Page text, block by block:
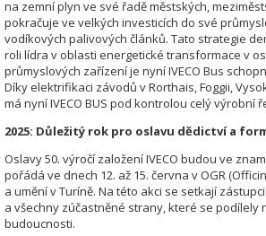
na zemní plyn ve své řadě městských,
pokračuje ve velkých investicích do své
vodíkových palivových článků. Tato strategie
roli lídra v oblasti energetické transformace v
průmyslových zařízení je nyní IVECO Bus
Díky elektrifikaci závodů v Rorthais, Foggii,
má nyní IVECO BUS pod kontrolou celý výrobní
2025: Důležitý rok pro oslavu dědictví a
Oslavy 50. výročí založení IVECO budou ve
pořádá ve dnech 12. až 15. června v OGR
a umění v Turíně. Na této akci se setkají
a všechny zúčastněné strany, které se
budoucnosti.